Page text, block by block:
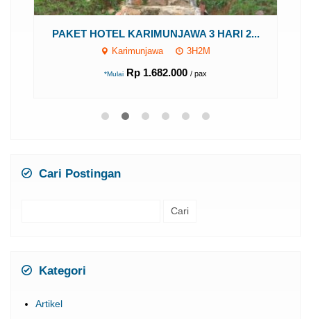
PAKET HOTEL KARIMUNJAWA 3 HARI 2...
Karimunjawa 3H2M
*Mulai Rp 1.682.000 / pax
Cari Postingan
Kategori
Artikel